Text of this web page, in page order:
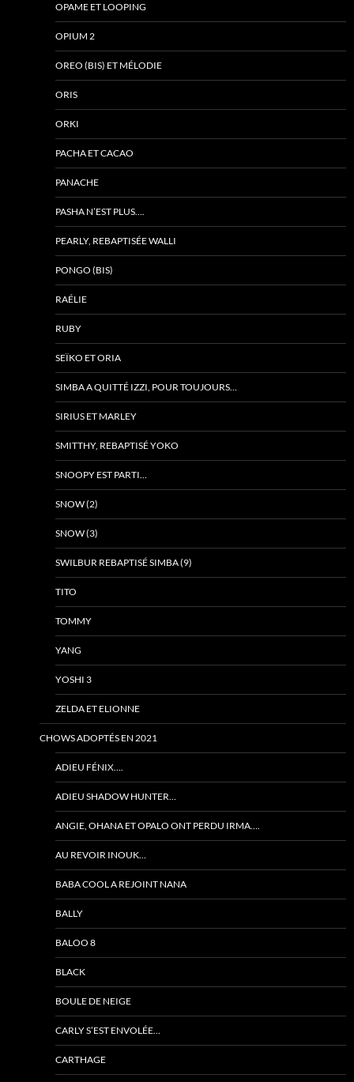
OPAME ET LOOPING
OPIUM 2
OREO (BIS) ET MÉLODIE
ORIS
ORKI
PACHA ET CACAO
PANACHE
PASHA N’EST PLUS….
PEARLY, REBAPTISÉE WALLI
PONGO (BIS)
RAÉLIE
RUBY
SEÏKO ET ORIA
SIMBA A QUITTÉ IZZI, POUR TOUJOURS…
SIRIUS ET MARLEY
SMITTHY, REBAPTISÉ YOKO
SNOOPY EST PARTI…
SNOW (2)
SNOW (3)
SWILBUR REBAPTISÉ SIMBA (9)
TITO
TOMMY
YANG
YOSHI 3
ZELDA ET ELIONNE
CHOWS ADOPTÉS EN 2021
ADIEU FÉNIX….
ADIEU SHADOW HUNTER…
ANGIE, OHANA ET OPALO ONT PERDU IRMA….
AU REVOIR INOUK…
BABA COOL A REJOINT NANA
BALLY
BALOO 8
BLACK
BOULE DE NEIGE
CARLY S’EST ENVOLÉE…
CARTHAGE